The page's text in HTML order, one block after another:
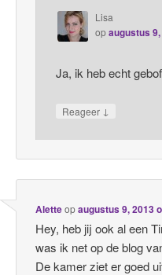
Lisa
opaugustus
Ja, ik heb echt
Reageer ↓
Aletteopaugustus 9, 2013
Hey, heb jij ook al een
was ik net op de blog
De kamer ziet er goed